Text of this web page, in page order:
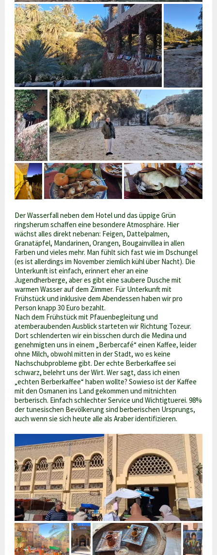
Der Wasserfall neben dem Hotel und das üppige Grün
ringsherum schaffen eine besondere Atmosphäre. Hier
wächst alles direkt nebenan: Feigen, Dattelpalmen,
Granatäpfel, Mandarinen, Orangen, Bougainvillea in allen
Farben und vieles mehr. Man fühlt sich fast wie im Dschungel
(es ist allerdings im November ziemlich kühl über Nacht). Die
Unterkunft ist einfach, erinnert eher an eine
Jugendherberge, aber es gibt eine saubere Dusche mit
warmen Wasser auf dem Zimmer. Für Unterkunft mit
Frühstück und inklusive dem Abendessen haben wir pro
Person knapp 30 Euro bezahlt.
Nach dem Frühstück mit Pfauenbegleitung und
atemberaubenden Ausblick starteten wir Richtung Tozeur.
Dort schlenderten wir ein bisschen durch die Medina und
genehmigten uns in einem „Berbercafé“ einen Kaffee, leider
ohne Milch, obwohl mitten in der Stadt, wo es keine
Nachschubprobleme gibt. Der echte Berberkaffee sei
schwarz, belehrt uns der Wirt. Wer sagt, dass ich einen
„echten Berberkaffee“ haben wollte? Sowieso ist der Kaffee
mit den Osmanen ins Land gekommen und mitnichten
berberisch. Einfach schlechter Service und Wichtigtuerei. 98%
der tunesischen Bevölkerung sind berberischen Ursprungs,
auch wenn sie sich heute alle als Araber identifizieren.